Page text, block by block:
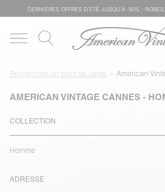
DERNIÈRES OFFRES D'ÉTÊ JUSQU'À -50% :
Rechercher un point de vente American
AMERICAN VINTAGE CANNES -
COLLECTION
Homme
ADRESSE